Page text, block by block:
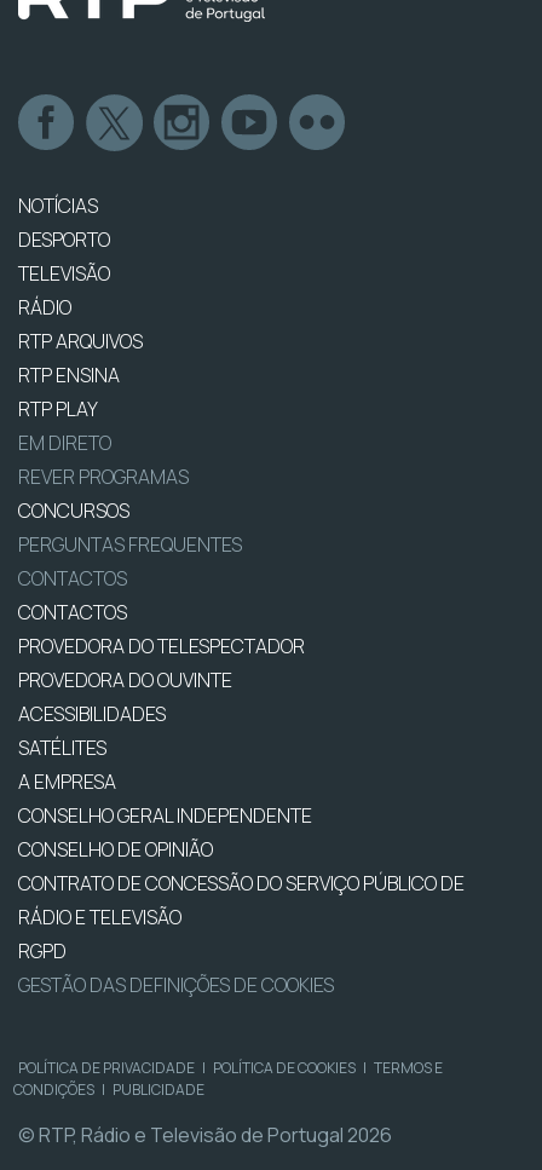
NOTÍCIAS
DESPORTO
TELEVISÃO
RÁDIO
RTP ARQUIVOS
RTP ENSINA
RTP PLAY
EM DIRETO
REVER PROGRAMAS
CONCURSOS
PERGUNTAS FREQUENTES
CONTACTOS
CONTACTOS
PROVEDORA DO TELESPECTADOR
PROVEDORA DO OUVINTE
ACESSIBILIDADES
SATÉLITES
A EMPRESA
CONSELHO GERAL INDEPENDENTE
CONSELHO DE OPINIÃO
CONTRATO DE CONCESSÃO DO SERVIÇO PÚBLICO DE
RÁDIO E TELEVISÃO
RGPD
GESTÃO DAS DEFINIÇÕES DE COOKIES
POLÍTICA DE PRIVACIDADE | POLÍTICA DE COOKIES | TERMOS E
CONDIÇÕES | PUBLICIDADE
© RTP, Rádio e Televisão de Portugal 2026